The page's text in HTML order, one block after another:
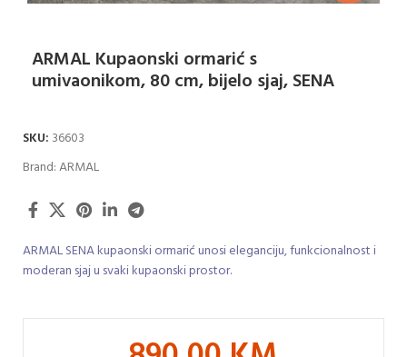
ARMAL Kupaonski ormarić s
umivaonikom, 80 cm, bijelo sjaj, SENA
SKU: 36603
Brand:ARMAL
ARMAL SENA kupaonski ormarić unosi eleganciju, funkcionalnost i
moderan sjaj u svaki kupaonski prostor.